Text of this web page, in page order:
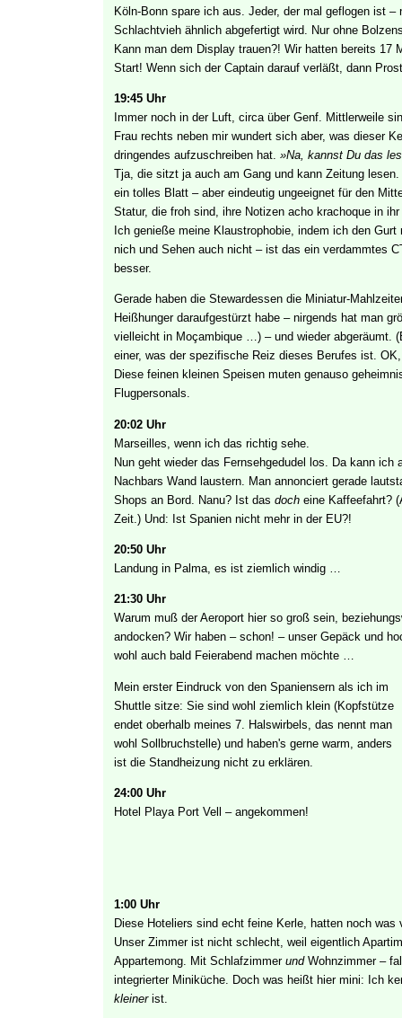
Köln-Bonn spare ich aus. Jeder, der mal geflogen ist
Schlachtvieh ähnlich abgefertigt wird. Nur ohne
Kann man dem Display trauen?! Wir hatten bereits 17
Start! Wenn sich der Captain darauf verläßt, dann
19:45 Uhr
Immer noch in der Luft, circa über Genf. Mittlerweile
Frau rechts neben mir wundert sich aber, was dieser
dringendes aufzuschreiben hat. »Na, kannst Du das
Tja, die sitzt ja auch am Gang und kann Zeitung
ein tolles Blatt – aber eindeutig ungeeignet für den
Statur, die froh sind, ihre Notizen acho krachoque in
Ich genieße meine Klaustrophobie, indem ich den
nich und Sehen auch nicht – ist das ein verdammtes
besser.
Gerade haben die Stewardessen die Miniatur-
Heißhunger daraufgestürzt habe – nirgends hat man
vielleicht in Moçambique …) – und wieder abgeräumt.
einer, was der spezifische Reiz dieses Berufes ist.
Diese feinen kleinen Speisen muten genauso
Flugpersonals.
20:02 Uhr
Marseilles, wenn ich das richtig sehe.
Nun geht wieder das Fernsehgedudel los. Da kann ich
Nachbars Wand laustern. Man annonciert gerade
Shops an Bord. Nanu? Ist das docheine Kaffeefahrt?
Zeit.) Und: Ist Spanien nicht mehr in der EU?!
20:50 Uhr
Landung in Palma, es ist ziemlich windig …
21:30 Uhr
Warum muß der Aeroport hier so groß sein,
andocken? Wir haben – schon! – unser Gepäck und
wohl auch bald Feierabend machen möchte …
Mein erster Eindruck von den Spaniensern als ich im
Shuttle sitze: Sie sind wohl ziemlich klein (Kopfstütze
endet oberhalb meines 7. Halswirbels, das nennt man
wohl Sollbruchstelle) und haben's gerne warm, anders
ist die Standheizung nicht zu erklären.
24:00 Uhr
Hotel Playa Port Vell – angekommen!
1:00 Uhr
Diese Hoteliers sind echt feine Kerle, hatten noch
Unser Zimmer ist nicht schlecht, weil eigentlich
Appartemong. Mit Schlafzimmer undWohnzimmer –
integrierter Miniküche. Doch was heißt hier mini: Ich
kleinerist.